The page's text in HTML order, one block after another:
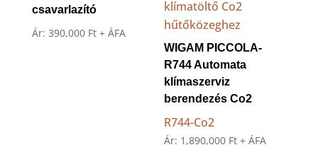
csavarlazító
Ár: 390,000 Ft + ÁFA
WIGAM PICCOLA-
R744 Automata
klímaszerviz
berendezés Co2
R744-Co2
Ár: 1,890,000 Ft + ÁFA